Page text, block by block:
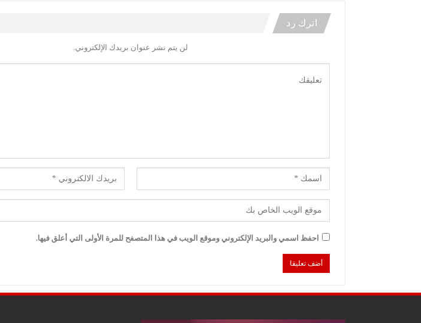
اترك رد
لن يتم نشر عنوان بريدك الإلكتروني.
احفظ اسمي والبريد الإلكتروني وموقع الويب في هذا المتصفح للمرة الأولى التي أعلق فيها.